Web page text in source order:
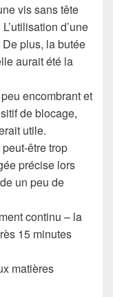
vis sans tête
d’une
plus, la butée
aurait été la
encombrant et
de blocage,
utile.
être trop
précise lors
un peu de
continu – la
15 minutes
matières